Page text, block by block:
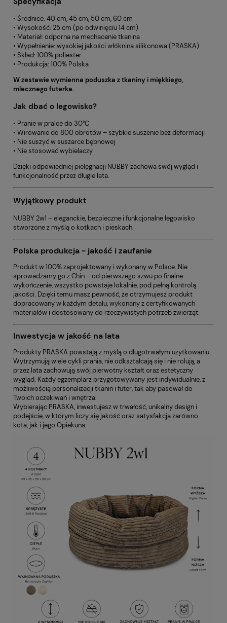
• Średnice: 40 cm, 45 cm, 50 cm, 60 cm
• Wysokość: 25 cm (po odwinięciu 14 cm)
• Materiał: odporna na mechacenie tkanina
• Wypełnienie: wysokiej jakości włóknina silikonowa (PRASKA)
• Skład: 100% poliester
• Produkcja: 100% Polska
W zestawie wymienna poduszka z tkaniny i miękkiego,
mlecznego futerka.
Jak dbać o legowisko?
• Pranie w pralce do 30°C
• Wirowanie do 800 obrotów – szybkie suszenie bez deformacji
• Nie suszyć w suszarce bębnowej
• Nie stosować wybielaczy
Dzięki odpowiedniej pielęgnacji NUBBY zachowa swój wygląd i
funkcjonalność przez długie lata.
Wyjątkowy produkt
NUBBY 2w1 – eleganckie, bezpieczne i funkcjonalne legowisko
stworzone z myślą o kotkach i pieskach.
Polska produkcja - jakość i zaufanie
Produkt w 100% zaprojektowany i wykonany w Polsce. Nie
sprowadzamy go z Chin – od pierwszego szwu po finalne
wykończenie, wszystko powstaje lokalnie, pod pełną kontrolą
jakości. Dzięki temu masz pewność, że otrzymujesz produkt
dopracowany w każdym detalu, wykonany z certyfikowanych
materiałów i dostosowany do rzeczywistych potrzeb zwierząt.
Inwestycja w jakość na lata
Produkty PRASKA powstają z myślą o długotrwałym użytkowaniu.
Wytrzymują wiele cykli prania, nie odkształcają się i nie rolują, a
przez lata zachowują swój pierwotny kształt oraz estetyczny
wygląd. Każdy egzemplarz przygotowywany jest indywidualnie, z
możliwością personalizacji tkanin i futer, tak aby pasował do
Twoich oczekiwań i wnętrza.
Wybierając PRASKA, inwestujesz w trwałość, unikalny design i
podejście, w którym liczy się jakość oraz satysfakcja zarówno
kota, jak i jego Opiekuna.